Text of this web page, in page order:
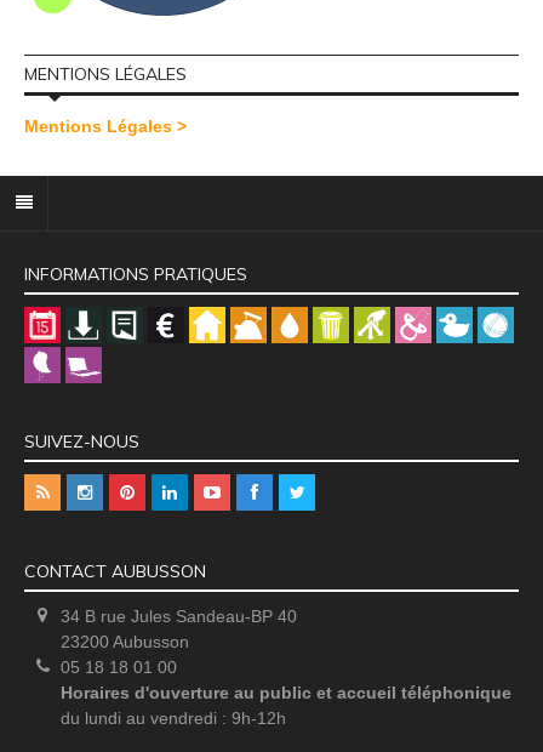
MENTIONS LÉGALES
Mentions Légales >
INFORMATIONS PRATIQUES
SUIVEZ-NOUS
CONTACT AUBUSSON
34 B rue Jules Sandeau-BP 40
23200 Aubusson
05 18 18 01 00
Horaires d'ouverture au public et accueil téléphonique
du lundi au vendredi : 9h-12h